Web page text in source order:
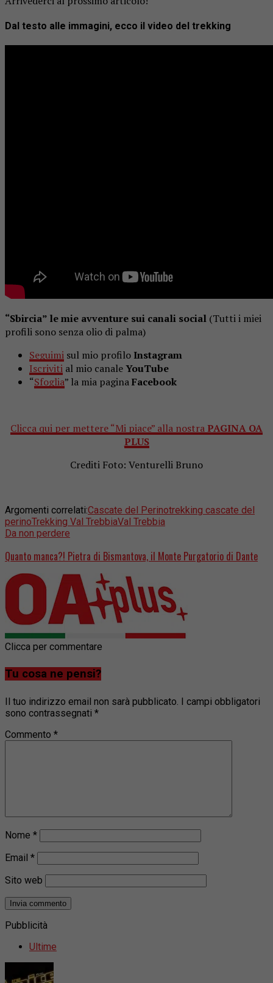
Dal testo alle immagini, ecco il video del trekking
“Sbircia” le mie avventure sui canali social (Tutti i miei
profili sono senza olio di palma)
Seguimi sul mio profilo Instagram
Iscriviti al mio canaleYouTube
“Sfoglia” la mia paginaFacebook
Clicca qui per mettere “Mi piace” alla nostra PAGINA OA
PLUS
Crediti Foto: Venturelli Bruno
Argomenti correlati:Cascate del Perinotrekking cascate del
perinoTrekking Val TrebbiaVal Trebbia
Da non perdere
Quanto manca?! Pietra di Bismantova, il Monte Purgatorio di Dante
Clicca per commentare
Tu cosa ne pensi?
Il tuo indirizzo email non sarà pubblicato.
I campi obbligatori
sono contrassegnati *
Commento *
Nome *
Email *
Sito web
Pubblicità
Ultime